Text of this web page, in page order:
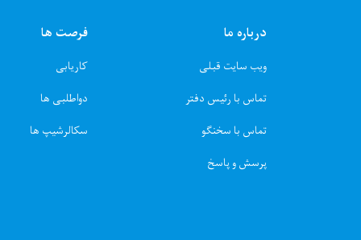
درباره ما
ویب سایت قبلی
تماس با رئیس دفتر
تماس با سخنگو
پرسش و پاسخ
فرصت ها
کاریابی
دواطلبی ها
سکالرشیپ ها